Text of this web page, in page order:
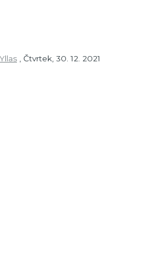
Čtvrtek, 30. 12. 2021